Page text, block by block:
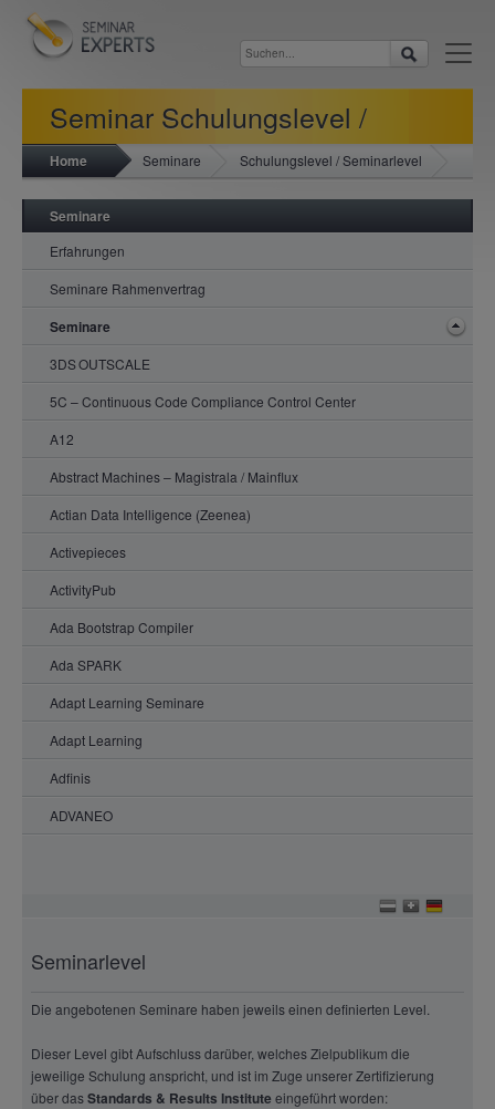
Seminar Schulungslevel /
Seminarlevel
Home Seminare Schulungslevel / Seminarlevel
Seminarlevel
Die angebotenen Seminare haben jeweils einen definierten Level.
Dieser Level gibt Aufschluss darüber, welches Zielpublikum die
jeweilige Schulung anspricht, und ist im Zuge unserer Zertifizierung
über dasStandards & Results Institute eingeführt worden:
Seminare
Erfahrungen
Seminare Rahmenvertrag
Seminare
3DS OUTSCALE
5C – Continuous Code Compliance Control Center
A12
Abstract Machines – Magistrala / Mainflux
Actian Data Intelligence (Zeenea)
Activepieces
ActivityPub
Ada Bootstrap Compiler
Ada SPARK
Adapt Learning Seminare
Adapt Learning
Adfinis
ADVANEO
Airlock
Aiven
AllegroGraph